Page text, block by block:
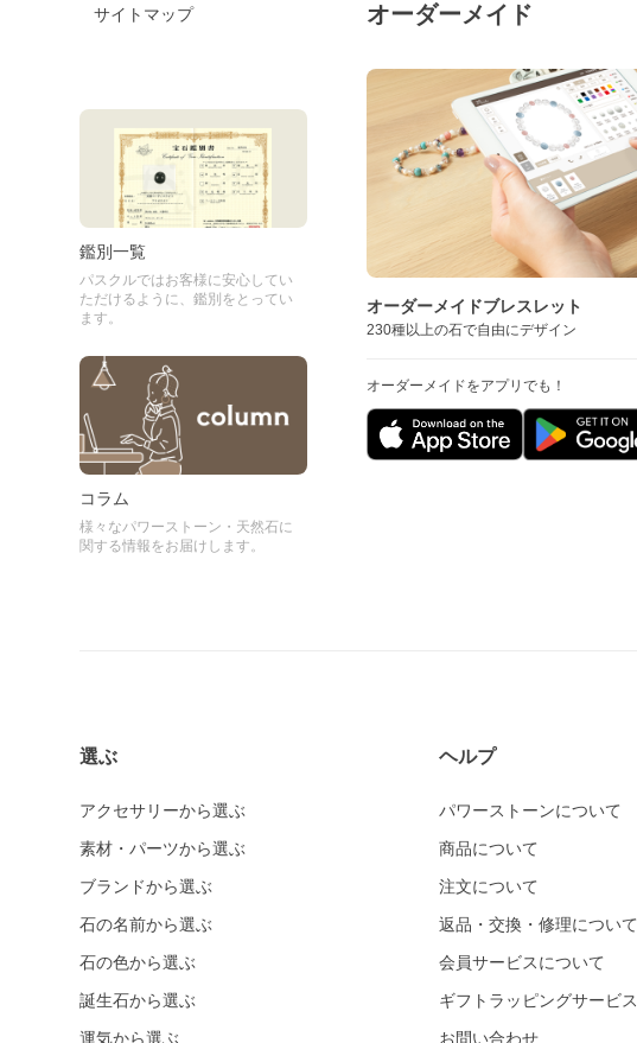
サイトマップ
鑑別一覧
パスクルではお客様に安心してい
ただけるように、鑑別をとってい
ます。
コラム
様々なパワーストーン・天然石に
関する情報をお届けします。
オーダーメイド
オーダーメイドブレスレット
230種以上の石で自由にデザイン
オーダーメイドをアプリでも！
選ぶ
アクセサリーから選ぶ
素材・パーツから選ぶ
ブランドから選ぶ
石の名前から選ぶ
石の色から選ぶ
誕生石から選ぶ
運気から選ぶ
ヘルプ
パワーストーンについて
商品について
注文について
返品・交換・修理について
会員サービスについて
ギフトラッピングサービス
お問い合わせ